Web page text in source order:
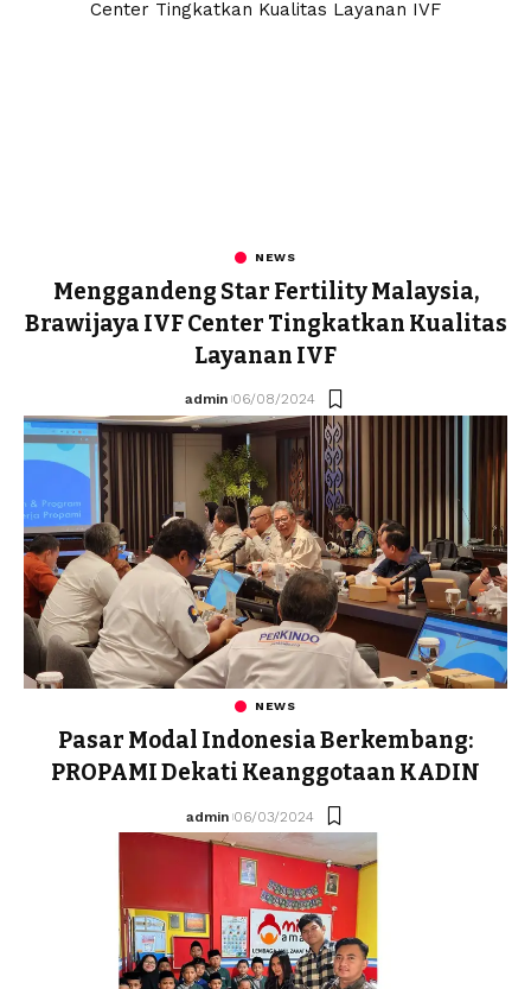
NEWS
Menggandeng Star Fertility Malaysia,
Brawijaya IVF Center Tingkatkan Kualitas
Layanan IVF
admin 06/08/2024
NEWS
Pasar Modal Indonesia Berkembang:
PROPAMI Dekati Keanggotaan KADIN
admin 06/03/2024